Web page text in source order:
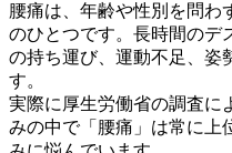
腰痛は、年齢や性別を問わ
のひとつです。長時間のデ
の持ち運び、運動不足、姿
す。
実際に厚生労働省の調査に
みの中で「腰痛」は常に上